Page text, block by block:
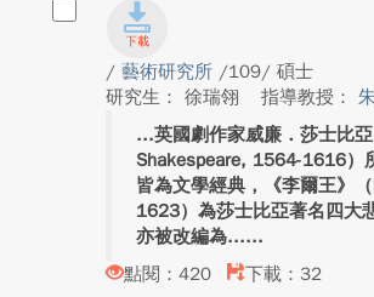
/ 藝術研究所 /109/ 碩士
研究生： 徐瑞翎
指導教授：
英國劇作家威廉．莎士比
Shakespeare, 1564-1616）
皆為文學經典，《李爾王》
1623）為莎士比亞著名四大
亦被改編為...
點閱：420
下載：32